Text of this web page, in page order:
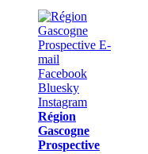
Région
Gascogne
Prospective